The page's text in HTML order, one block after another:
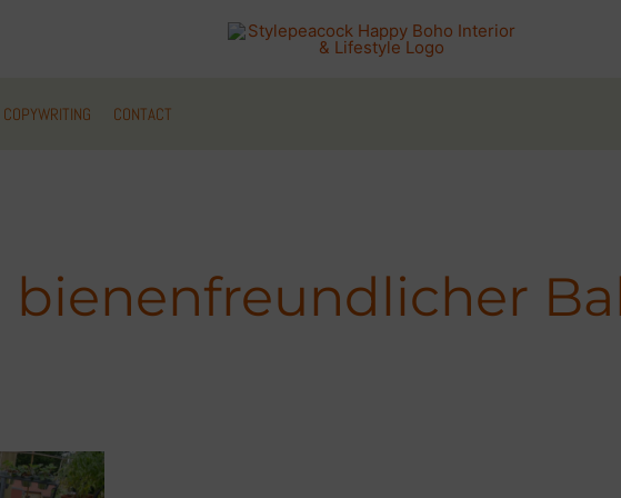
COPYWRITING CONTACT
bienenfreundlicher